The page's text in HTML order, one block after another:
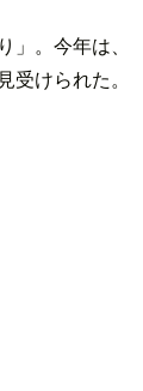
。今年は、
けられた。